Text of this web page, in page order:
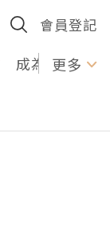
會員登記
成為U更多